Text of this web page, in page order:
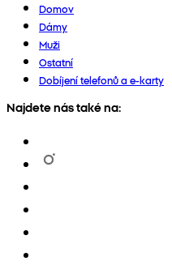
Domov
Dámy
Muži
Ostatní
Dobíjení telefonů a e-karty
Najdete nás také na: